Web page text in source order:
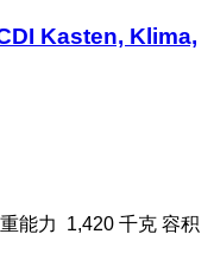
Kasten, Klima,
能力 1,420 千克 容积